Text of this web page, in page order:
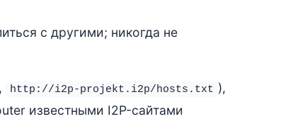
с другими; никогда не
http://i2p-projekt.i2p/hosts.txt ),
известными I2P-сайтами